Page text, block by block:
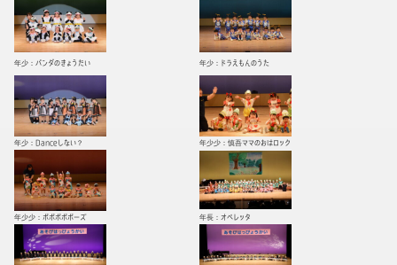
年少：パンダのきょうだい 年少：ドラえもんのうた
年少：Danceしない？ 年少少：慎吾ママのおはロック
年少少：ポポポポポーズ 年長：オペレッタ